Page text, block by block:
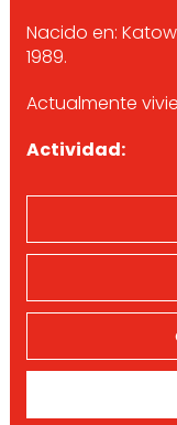
Nacido en:
1989.
Actualmente
Actividad: